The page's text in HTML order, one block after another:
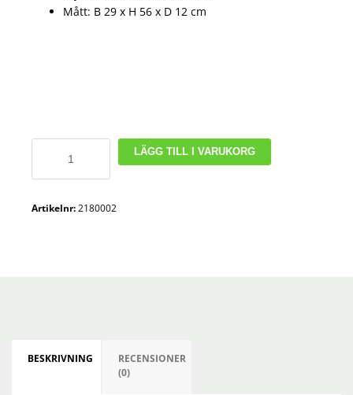
Mått: B 29 x H 56 x D 12 cm
hjälpen
mängd
LÄGG TILL I VARUKORG
Artikelnr:2180002
BESKRIVNING
RECENSIONER
(0)